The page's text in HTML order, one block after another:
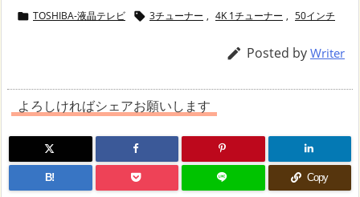
 TOSHIBA-液晶テレビ  3チューナー , 4K 1チューナー , 50インチ
 Posted by Writer
よろしければシェアお願いします
B! Copy